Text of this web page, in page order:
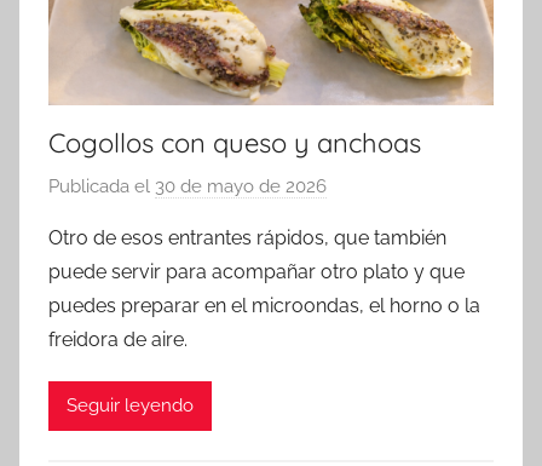
Cogollos con queso y anchoas
Publicada el 30 de mayo de 2026
r
a
d
Otro de esos entrantes rápidos, que también
puede servir para acompañar otro plato y que
puedes preparar en el microondas, el horno o la
freidora de aire.
Seguir leyendo